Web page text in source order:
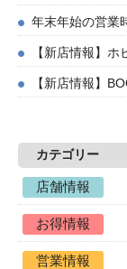
年末年始の営業
【新店情報】
【新店情報】
カテゴリー
店舗情報
お得情報
営業情報